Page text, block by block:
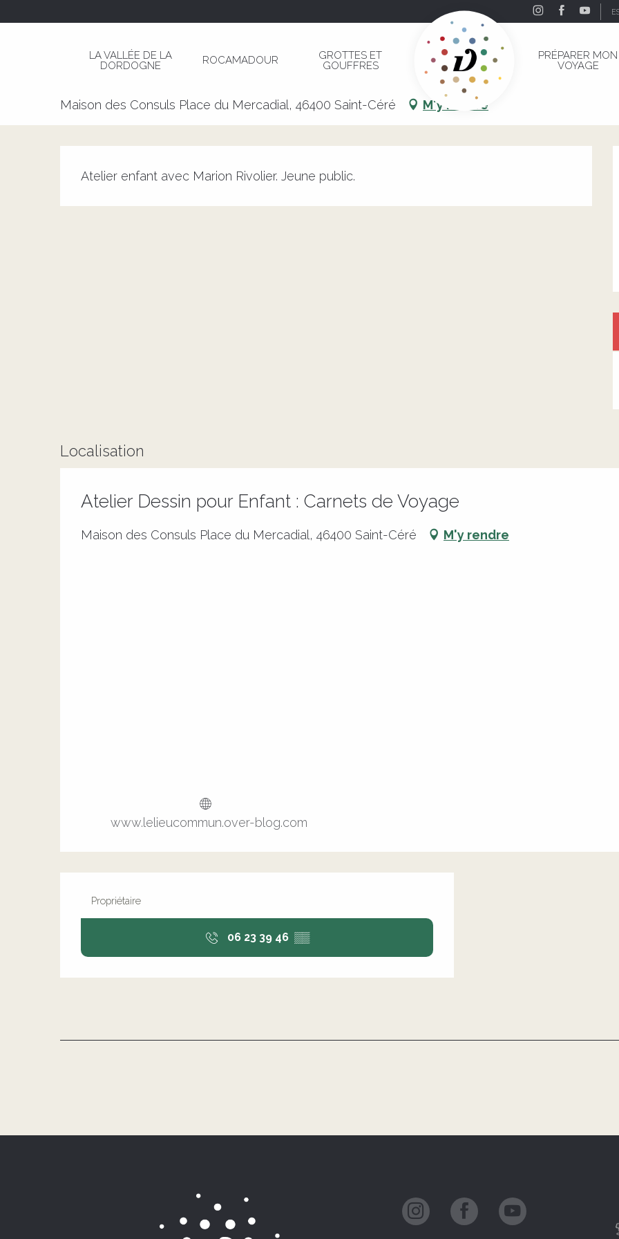
LA VALLÉE DE LA
DORDOGNE
ROCAMADOUR
GROTTES ET
GOUFFRES
PRÉPARER MON
VOYAGE
Atelier Dessin pour Enfant : Carnets de Voyage
Maison des Consuls Place du Mercadial, 46400 Saint-Céré M'y rendre
Atelier enfant avec Marion Rivolier. Jeune public.
Localisation
Atelier Dessin pour Enfant : Carnets de Voyage
Maison des Consuls Place du Mercadial, 46400 Saint-Céré M'y rendre
www.lelieucommun.over-blog.com
Propriétaire
06 23 39 46 ▒▒